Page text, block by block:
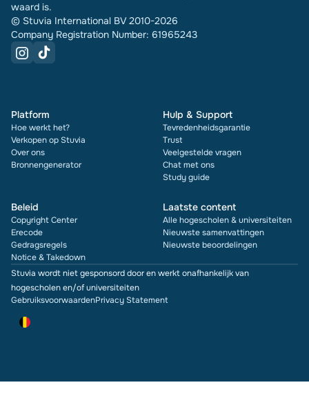
waard is.
© Stuvia International BV 2010-2026
Company Registration Number: 61965243
Platform
Hoe werkt het?
Verkopen op Stuvia
Over ons
Bronnengenerator
Hulp & Support
Tevredenheidsgarantie
Trust
Veelgestelde vragen
Chat met ons
Study guide
Beleid
Copyright Center
Erecode
Gedragsregels
Notice & Takedown
Laatste content
Alle hogescholen & universiteiten
Nieuwste samenvattingen
Nieuwste beoordelingen
Stuvia wordt niet gesponsord door en werkt onafhankelijk van
hogescholen en/of universiteiten
GebruiksvoorwaardenPrivacy Statement